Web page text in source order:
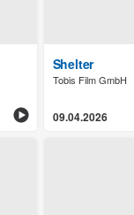
Shelter
Tobis Film GmbH
09.04.2026